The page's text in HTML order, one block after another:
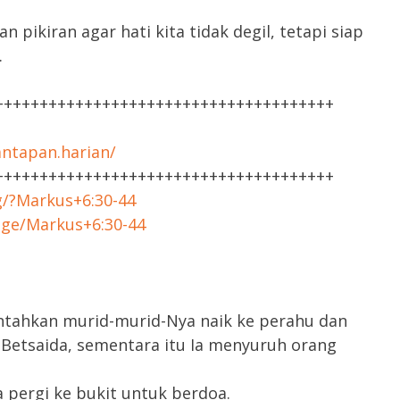
pikiran agar hati kita tidak degil, tetapi siap
44
Markus+6:30-44
murid-murid-Nya naik ke perahu dan
sementara itu Ia menyuruh orang
pergi ke bukit untuk berdoa.